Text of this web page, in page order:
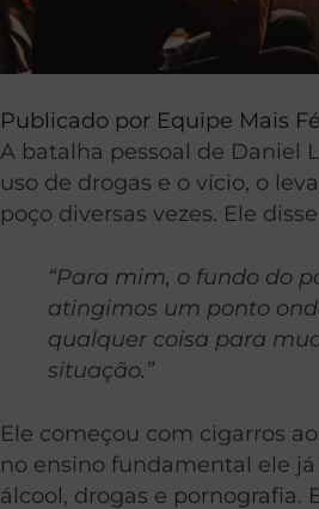
Publicado por Equipe Mais Fé
A batalha pessoal de Daniel
uso de drogas e o vício, o
poço diversas vezes. Ele
“Para mim, o fundo do
atingimos um ponto
qualquer coisa para
situação.”
Ele começou com cigarros
no ensino fundamental ele
álcool, drogas e pornografia.